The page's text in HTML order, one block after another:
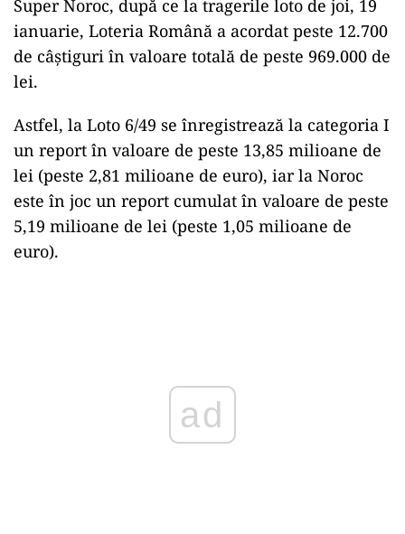
Super Noroc, după ce la tragerile loto de joi, 19
ianuarie, Loteria Română a acordat peste 12.700
de câştiguri în valoare totală de peste 969.000 de
lei.
Astfel, la Loto 6/49 se înregistrează la categoria I
un report în valoare de peste 13,85 milioane de
lei (peste 2,81 milioane de euro), iar la Noroc
este în joc un report cumulat în valoare de peste
5,19 milioane de lei (peste 1,05 milioane de
euro).